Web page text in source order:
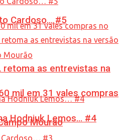
mil em 31 vales compras
Mourão
Cardoso… #5
retoma as entrevistas na
Hodniuk Lemos… #4